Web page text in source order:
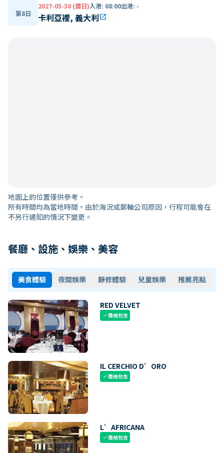
第8日
2027-05-30 (週日)入港: 08:00出港: -
卡利亞裡, 義大利open_in_new
地圖上的位置僅供參考。
所有時間均為當地時間。由於海況或郵輪公司原因，行程可能會在
不另行通知的情況下變更。
餐廳、設施、娛樂、美容
美食體驗 夜間娛樂 靜修體驗 兒童娛樂 推薦亮點
RED VELVET
check價格包含
IL CERCHIO D’ORO
check價格包含
L’AFRICANA
check價格包含